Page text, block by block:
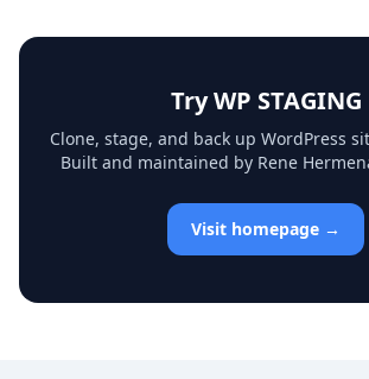
Try WP STAGING
Clone, stage, and back up WordPress
Built and maintained by Rene
Visit homepage →